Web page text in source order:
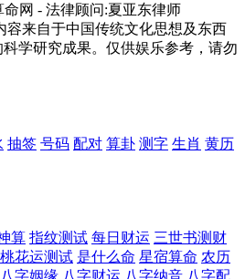
命网 - 法律顾问:夏亚东律师
容来自于中国传统文化思想及东西
学研究成果。仅供娱乐参考，请勿
抽签 号码 配对 算卦 测字 生肖 黄历
算 指纹测试 每日财运 三世书测财
桃花运测试 是什么命 星宿算命 农历
八字姻缘 八字财运 八字纳音 八字配